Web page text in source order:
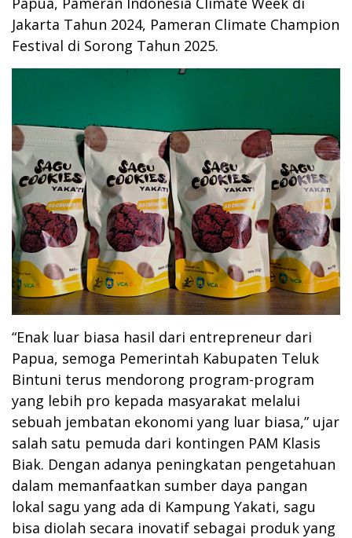
Jakarta Tahun 2024, Pameran Climate Champion
Festival di Sorong Tahun 2025.
“Enak luar biasa hasil dari entrepreneur dari
Papua, semoga Pemerintah Kabupaten Teluk
Bintuni terus mendorong program-program
yang lebih pro kepada masyarakat melalui
sebuah jembatan ekonomi yang luar biasa,” ujar
salah satu pemuda dari kontingen PAM Klasis
Biak. Dengan adanya peningkatan pengetahuan
dalam memanfaatkan sumber daya pangan
lokal sagu yang ada di Kampung Yakati, sagu
bisa diolah secara inovatif sebagai produk yang